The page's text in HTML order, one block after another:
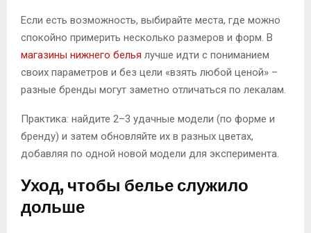
Если есть возможность, выбирайте места, где можно
спокойно примерить несколько размеров и форм. В
магазины нижнего белья лучше идти с пониманием
своих параметров и без цели «взять любой ценой» –
разные бренды могут заметно отличаться по лекалам.
Практика: найдите 2–3 удачные модели (по форме и
бренду) и затем обновляйте их в разных цветах,
добавляя по одной новой модели для эксперимента.
Уход, чтобы белье служило
дольше